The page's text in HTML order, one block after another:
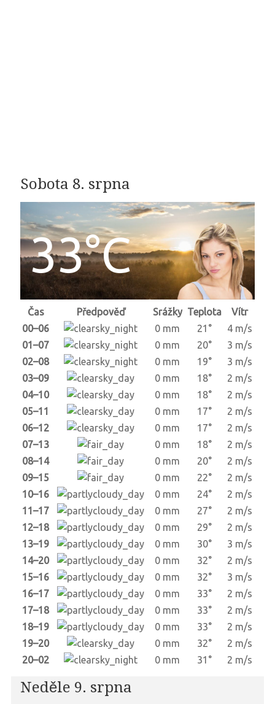
Sobota 8. srpna
33°C
Čas Předpověď Srážky Teplota
Vítr
00–06
0 mm 21°
4 m/s
01–07
0 mm 20°
3 m/s
02–08
0 mm 19°
3 m/s
03–09
0 mm 18°
2 m/s
04–10
0 mm 18°
2 m/s
05–11
0 mm 17°
2 m/s
06–12
0 mm 17°
2 m/s
07–13
0 mm 18°
2 m/s
08–14
0 mm 20°
2 m/s
09–15
0 mm 22°
2 m/s
10–16
0 mm 24°
2 m/s
11–17
0 mm 27°
2 m/s
12–18
0 mm 29°
2 m/s
13–19
0 mm 30°
3 m/s
14–20
0 mm 32°
2 m/s
15–16
0 mm 32°
3 m/s
16–17
0 mm 33°
2 m/s
17–18
0 mm 33°
2 m/s
18–19
0 mm 33°
2 m/s
19–20
0 mm 32°
2 m/s
20–02
0 mm 31° 2 m/s
Neděle 9. srpna